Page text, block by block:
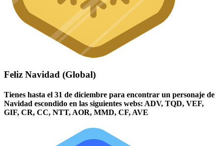
Feliz Navidad (Global)
Tienes hasta el 31 de diciembre para encontrar un personaje de
Navidad escondido en las siguientes webs: ADV, TQD, VEF,
GIF, CR, CC, NTT, AOR, MMD, CF, AVE